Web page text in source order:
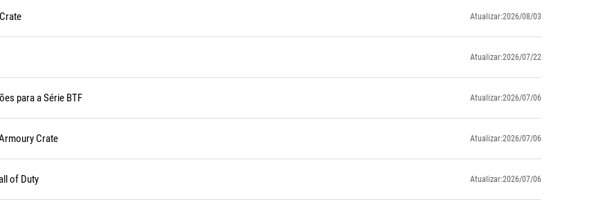
Atualizar:2026/08/03
Atualizar:2026/07/22
para a Série BTF Atualizar:2026/07/06
Crate Atualizar:2026/07/06
of Duty Atualizar:2026/07/06